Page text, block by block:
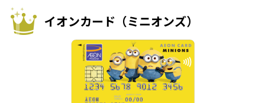
イオンカード（ミニオンズ）